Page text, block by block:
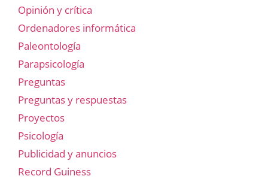
Opinión y crítica
Ordenadores informática
Paleontología
Parapsicología
Preguntas
Preguntas y respuestas
Proyectos
Psicología
Publicidad y anuncios
Record Guiness